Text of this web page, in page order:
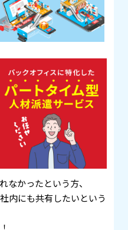
なかったという方、
内にも共有したいという